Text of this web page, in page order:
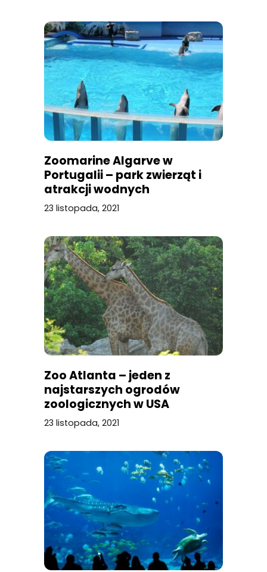
Zoomarine Algarve w
Portugalii – park zwierząt i
atrakcji wodnych
23 listopada, 2021
Zoo Atlanta – jeden z
najstarszych ogrodów
zoologicznych w USA
23 listopada, 2021